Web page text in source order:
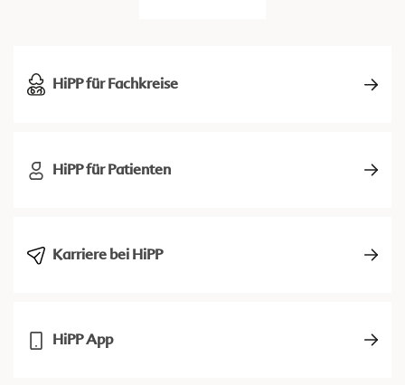
HiPP für Fachkreise
HiPP für Patienten
Karriere bei HiPP
HiPP App